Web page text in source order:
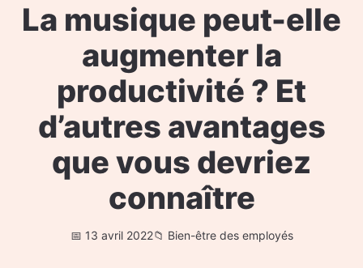
La musique peut-elle
augmenter la
productivité ? Et
d’autres avantages
que vous devriez
connaître
13 avril 2022 Bien-être des employés